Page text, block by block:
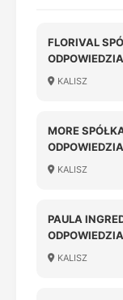
FLORIVAL
KALISZ
MORE
KALISZ
PAULA
KALISZ